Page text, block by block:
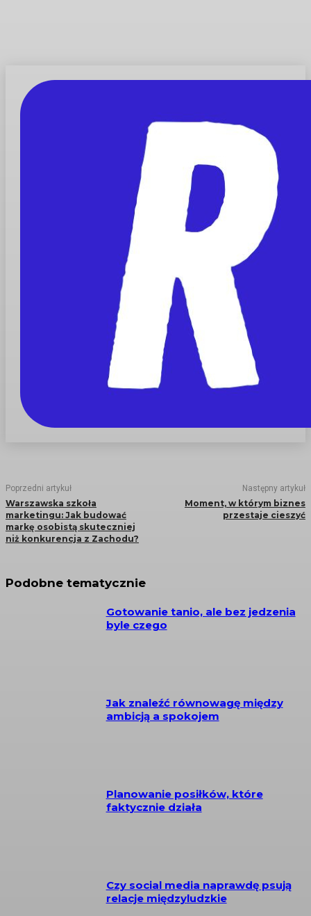
Poprzedni artykuł
Warszawska szkoła
marketingu: Jak budować
markę osobistą skuteczniej
niż konkurencja z Zachodu?
Następny artykuł
Moment, w którym biznes
przestaje cieszyć
Podobne tematycznie
Gotowanie tanio, ale bez jedzenia
byle czego
Jak znaleźć równowagę między
ambicją a spokojem
Planowanie posiłków, które
faktycznie działa
Czy social media naprawdę psują
relacje międzyludzkie